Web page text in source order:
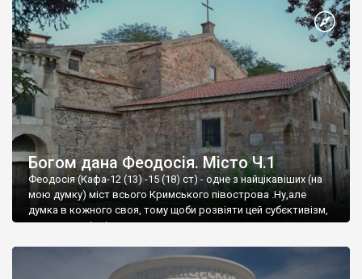
Богом дана Феодосія. Місто Ч.1
Феодосія (Кафа-12 (13) -15 (18) ст) - одне з найцікавіших (на
мою думку) міст всього Кримського півострова .Ну,але
думка в кожного своя, тому щоби розвіяти цей субєктивізм,
запрошую відвідати це